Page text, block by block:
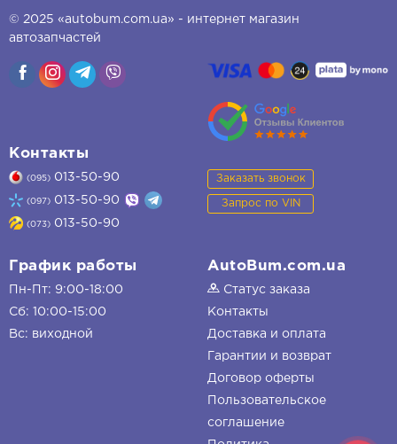
© 2025 «autobum.com.ua» - интернет магазин
автозапчастей
Контакты
(095) 013-50-90
(097) 013-50-90
(073) 013-50-90
Заказать звонок
Запрос по VIN
График работы
Пн-Пт: 9:00-18:00
Сб: 10:00-15:00
Вс: виходной
AutoBum.com.ua
Статус заказа
Контакты
Доставка и оплата
Гарантии и возврат
Договор оферты
Пользовательское
соглашение